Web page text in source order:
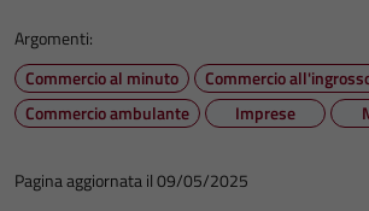
Argomenti:
Commercio al minuto
Commercio
Commercio ambulante
Imprese
Pagina aggiornata il 09/05/2025